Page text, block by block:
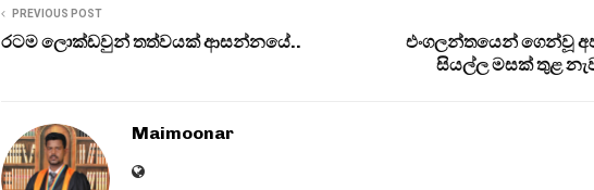
PREVIOUS POST
රටම ලොක්ඩවුන් තත්වයක් ආසන්නයේ..
එංගලන්තයෙන් ගෙන්වූ
සියල්ල මසක් තුළ
Maimoonar